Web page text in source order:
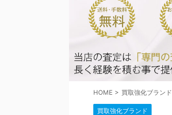
HOME > 買取強化ブランド
買取強化ブランド